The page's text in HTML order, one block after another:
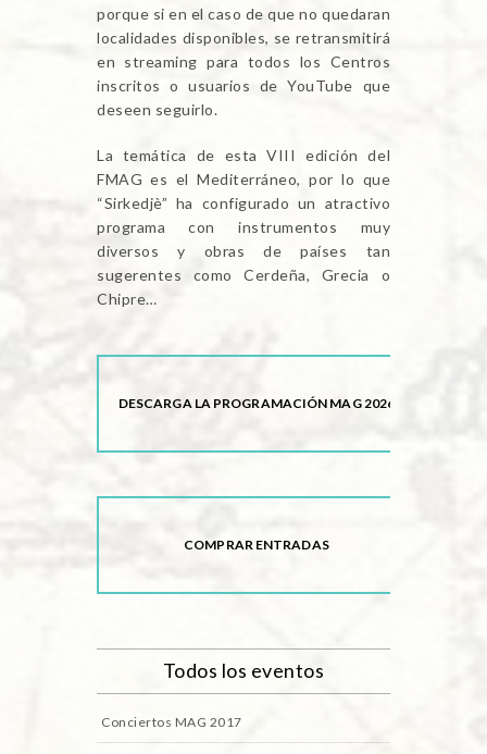
porque si en el caso de que no quedaran
localidades disponibles, se retransmitirá
en streaming para todos los Centros
inscritos o usuarios de YouTube que
deseen seguirlo.
La temática de esta VIII edición del
FMAG es el Mediterráneo, por lo que
“Sirkedjè” ha configurado un atractivo
programa con instrumentos muy
diversos y obras de países tan
sugerentes como Cerdeña, Grecia o
Chipre…
DESCARGA LA PROGRAMACIÓN MAG 2026
COMPRAR ENTRADAS
Todos los eventos
Conciertos MAG 2017